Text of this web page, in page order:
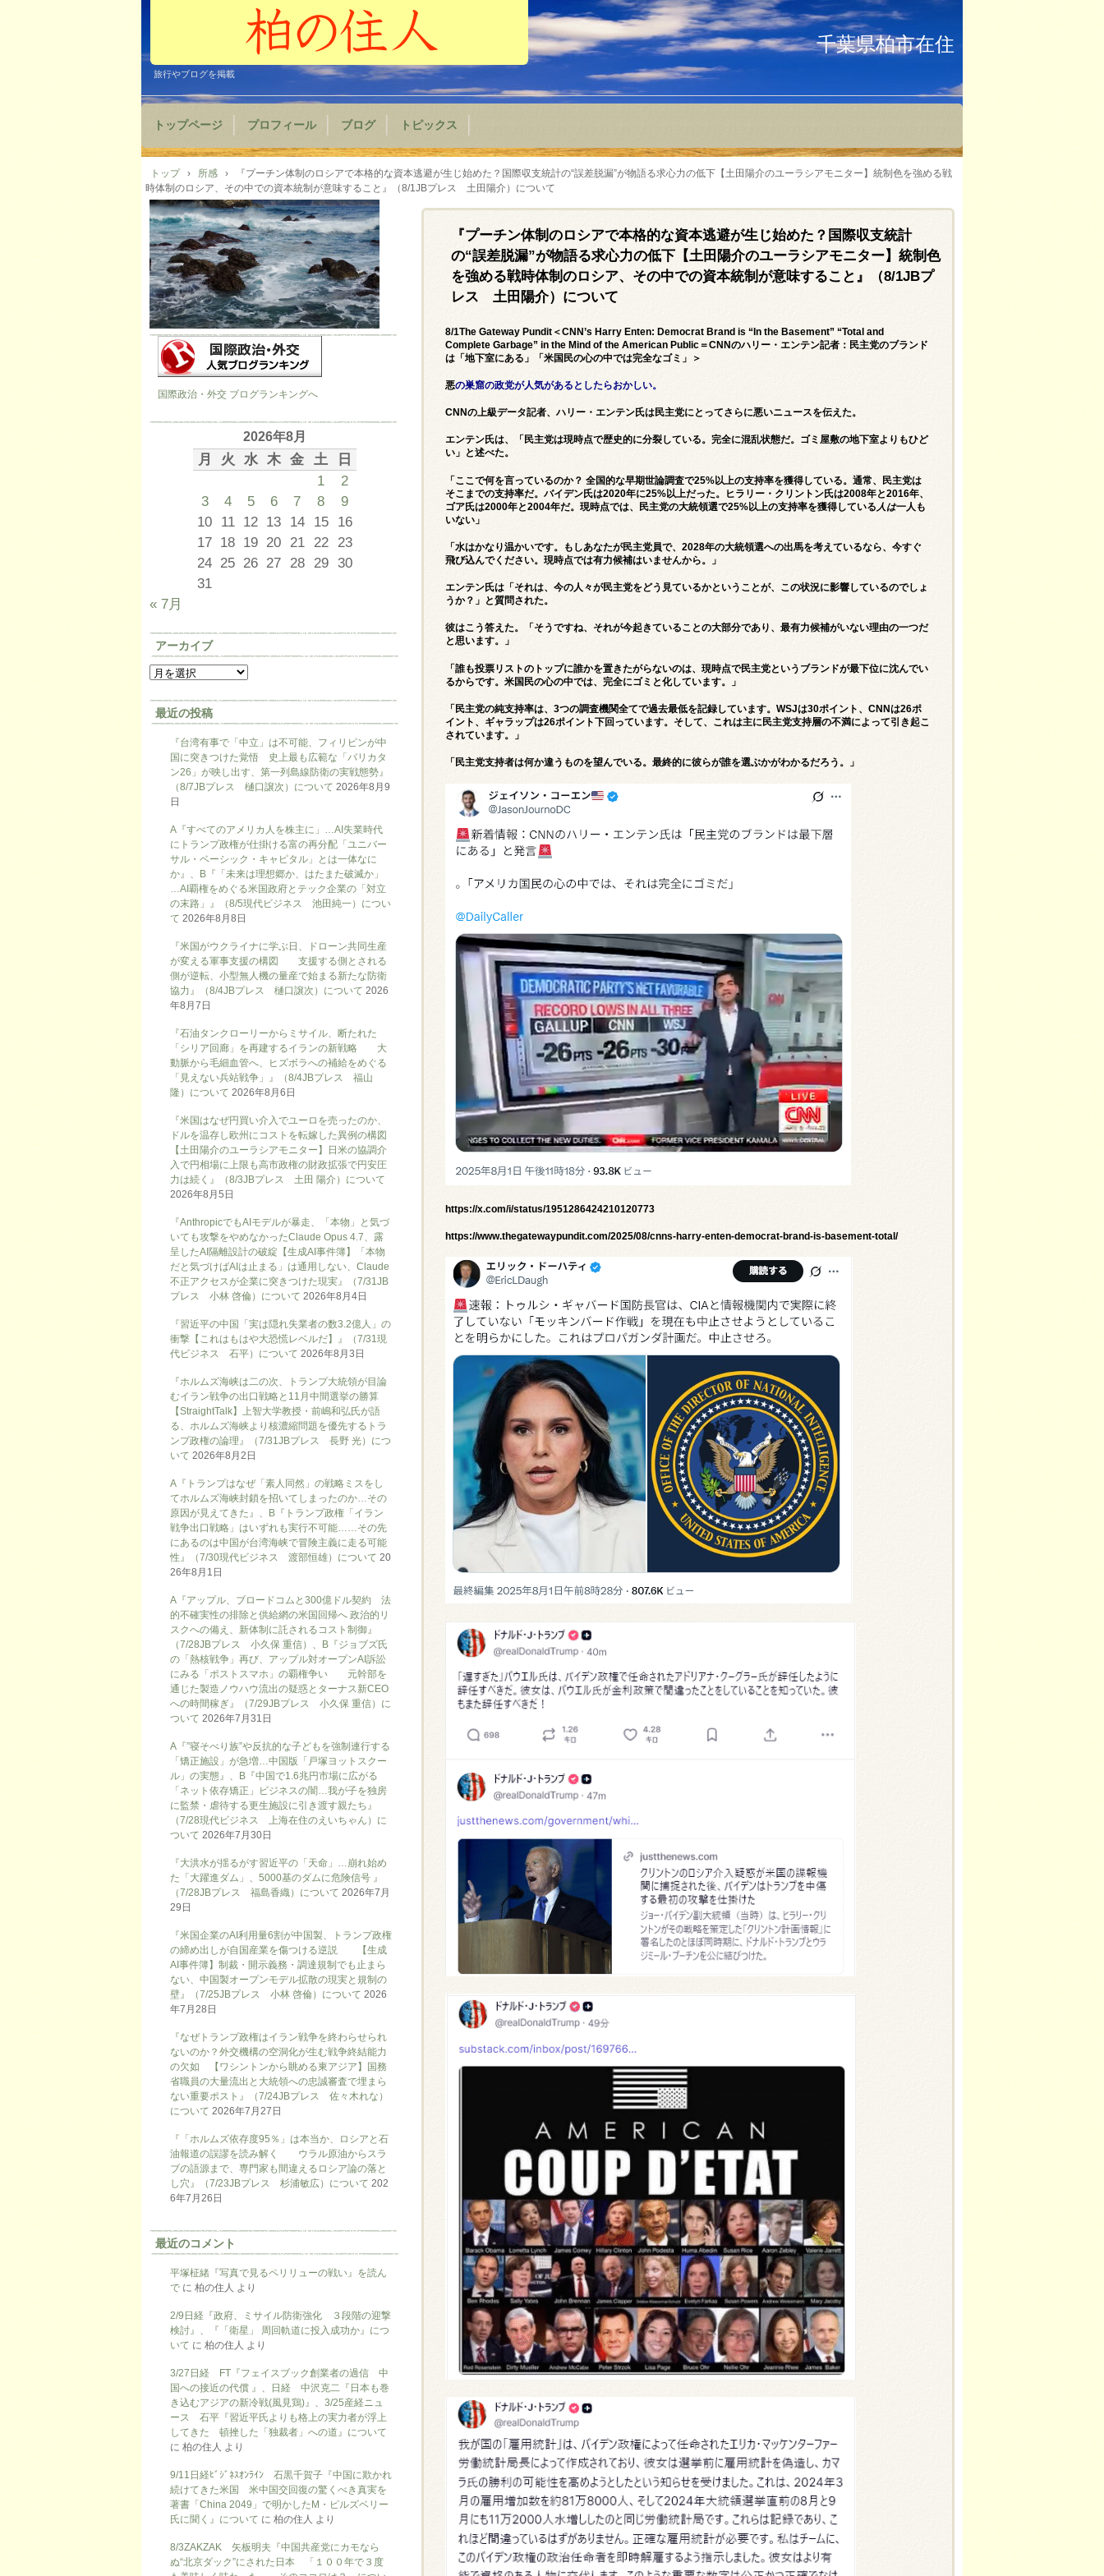
旅行やブログを掲載
千葉県柏市在住
トップページ プロフィール ブログ トピックス
トップ › 所感 ›
『プーチン体制のロシアで本格的な資本逃避が生じ始めた？国際収支統計の“誤差脱漏”が物語る求心力の低下【土田陽介のユーラシアモニター】統制色を強める戦
時体制のロシア、その中での資本統制が意味すること』（8/1JBプレス 土田陽介）について
『プーチン体制のロシアで本格的な資本逃避が生じ始めた？国際収支統計
の“誤差脱漏”が物語る求心力の低下【土田陽介のユーラシアモニター】統制色
を強める戦時体制のロシア、その中での資本統制が意味すること』（8/1JBプ
レス 土田陽介）について
8/1The Gateway Pundit＜CNN’s Harry Enten: Democrat Brand is “In the Basement” “Total and
Complete Garbage” in the Mind of the American Public＝CNNのハリー・エンテン記者：民主党のブランド
は「地下室にある」「米国民の心の中では完全なゴミ」＞
悪の巣窟の政党が人気があるとしたらおかしい。
CNNの上級データ記者、ハリー・エンテン氏は民主党にとってさらに悪いニュースを伝えた。
エンテン氏は、「民主党は現時点で歴史的に分裂している。完全に混乱状態だ。ゴミ屋敷の地下室よりもひど
い」と述べた。
「ここで何を言っているのか？ 全国的な早期世論調査で25%以上の支持率を獲得している。通常、民主党は
そこまでの支持率だ。バイデン氏は2020年に25%以上だった。ヒラリー・クリントン氏は2008年と2016年、
ゴア氏は2000年と2004年だ。現時点では、民主党の大統領選で25%以上の支持率を獲得している 人は一人も
いない」
「水はかなり温かいです。もしあなたが民主党員で、2028年の大統領選への出馬を考えているなら、今すぐ
飛び込んでください。現時点では有力候補はいませんから。」
エンテン氏は「それは、今の人々が民主党をどう見ているかということが、この状況に影響しているのでしょ
うか？」と質問された。
彼はこう答えた。「そうですね、それが今起きていることの大部分であり、最有力候補がいない理由の一つだ
と思います。」
「誰も投票リストのトップに誰かを置きたがらないのは、現時点で民主党というブランドが最下位に沈んでい
るからです。米国民の心の中では、完全にゴミと化しています。」
「民主党の純支持率は、3つの調査機関全てで過去最低を記録しています。WSJは30ポイント、CNNは26ポ
イント、ギャラップは26ポイント下回っています。そして、これは主に民主党支持層の不満によって引き起こ
されています。」
「民主党支持者は何か違うものを望んでいる。最終的に彼らが誰を選ぶかがわかるだろう。」
https://x.com/i/status/1951286424210120773
https://www.thegatewaypundit.com/2025/08/cnns-harry-enten-democrat-brand-is-basement-total/
国際政治・外交 ブログランキングへ
2026年8月
月 火 水 木 金 土
日
1
2
3
4 5 6 7 8
9
10 11 12 13 14 15
16
17 18 19 20 21 22
23
24 25 26 27 28 29 30
31
« 7月
アーカイブ
最近の投稿
『台湾有事で「中立」は不可能、フィリピンが中
国に突きつけた覚悟 史上最も広範な「バリカタ
ン26」が映し出す、第一列島線防衛の実戦態勢』
（8/7JBプレス 樋口譲次）について 2026年8月9
日
A『すべてのアメリカ人を株主に」…AI失業時代
にトランプ政権が仕掛ける富の再分配「ユニバー
サル・ベーシック・キャピタル」とは一体なに
か』、B『「未来は理想郷か、はたまた破滅か」
…AI覇権をめぐる米国政府とテック企業の「対立
の末路」』（8/5現代ビジネス 池田純一）につい
て 2026年8月8日
『米国がウクライナに学ぶ日、ドローン共同生産
が変える軍事支援の構図 支援する側とされる
側が逆転、小型無人機の量産で始まる新たな防衛
協力』（8/4JBプレス 樋口譲次）について 2026
年8月7日
『石油タンクローリーからミサイル、断たれた
「シリア回廊」を再建するイランの新戦略 大
動脈から毛細血管へ、ヒズボラへの補給をめぐる
「見えない兵站戦争」』（8/4JBプレス 福山
隆）について 2026年8月6日
『米国はなぜ円買い介入でユーロを売ったのか、
ドルを温存し欧州にコストを転嫁した異例の構図
【土田陽介のユーラシアモニター】日米の協調介
入で円相場に上限も高市政権の財政拡張で円安圧
力は続く』（8/3JBプレス 土田 陽介）について
2026年8月5日
『AnthropicでもAIモデルが暴走、「本物」と気づ
いても攻撃をやめなかったClaude Opus 4.7、露
呈したAI隔離設計の破綻【生成AI事件簿】「本物
だと気づけばAIは止まる」は通用しない、Claude
不正アクセスが企業に突きつけた現実』（7/31JB
プレス 小林 啓倫）について 2026年8月4日
『習近平の中国「実は隠れ失業者の数3.2億人」の
衝撃【これはもはや大恐慌レベルだ】』（7/31現
代ビジネス 石平）について 2026年8月3日
『ホルムズ海峡は二の次、トランプ大統領が目論
むイラン戦争の出口戦略と11月中間選挙の勝算
【StraightTalk】上智大学教授・前嶋和弘氏が語
る、ホルムズ海峡より核濃縮問題を優先するトラ
ンプ政権の論理』（7/31JBプレス 長野 光）につ
いて 2026年8月2日
A『トランプはなぜ「素人同然」の戦略ミスをし
てホルムズ海峡封鎖を招いてしまったのか…その
原因が見えてきた』、B『トランプ政権「イラン
戦争出口戦略」はいずれも実行不可能……その先
にあるのは中国が台湾海峡で冒険主義に走る可能
性』（7/30現代ビジネス 渡部恒雄）について 20
26年8月1日
A『アップル、ブロードコムと300億ドル契約 法
的不確実性の排除と供給網の米国回帰へ 政治的リ
スクへの備え、新体制に託されるコスト制御』
（7/28JBプレス 小久保 重信）、B『ジョブズ氏
の「熱核戦争」再び、アップル対オープンAI訴訟
にみる「ポストスマホ」の覇権争い 元幹部を
通じた製造ノウハウ流出の疑惑とターナス新CEO
への時間稼ぎ』（7/29JBプレス 小久保 重信）に
ついて 2026年7月31日
A『”寝そべり族”や反抗的な子どもを強制連行する
「矯正施設」が急増…中国版「戸塚ヨットスクー
ル」の実態』、B『中国で1.6兆円市場に広がる
「ネット依存矯正」ビジネスの闇…我が子を独房
に監禁・虐待する更生施設に引き渡す親たち』
（7/28現代ビジネス 上海在住のえいちゃん）に
ついて 2026年7月30日
『大洪水が揺るがす習近平の「天命」…崩れ始め
た「大躍進ダム」、5000基のダムに危険信号 』
（7/28JBプレス 福島香織）について 2026年7月
29日
『米国企業のAI利用量6割が中国製、トランプ政権
の締め出しが自国産業を傷つける逆説 【生成
AI事件簿】制裁・開示義務・調達規制でも止まら
ない、中国製オープンモデル拡散の現実と規制の
壁』（7/25JBプレス 小林 啓倫）について 2026
年7月28日
『なぜトランプ政権はイラン戦争を終わらせられ
ないのか？外交機構の空洞化が生む戦争終結能力
の欠如 【ワシントンから眺める東アジア】国務
省職員の大量流出と大統領への忠誠審査で埋まら
ない重要ポスト』（7/24JBプレス 佐々木れな）
について 2026年7月27日
『「ホルムズ依存度95％」は本当か、ロシアと石
油報道の誤謬を読み解く ウラル原油からスラ
ブの語源まで、専門家も間違えるロシア論の落と
し穴』（7/23JBプレス 杉浦敏広）について 202
6年7月26日
最近のコメント
平塚柾緒『写真で見るペリリューの戦い』を読ん
で に 柏の住人 より
2/9日経『政府、ミサイル防衛強化 ３段階の迎撃
検討』、『「衛星」 周回軌道に投入成功か』につ
いて に 柏の住人 より
3/27日経 FT『フェイスブック創業者の過信 中
国への接近の代償 』、日経 中沢克二『日本も巻
き込むアジアの新冷戦(風見鶏)』、3/25産経ニュ
ース 石平『習近平氏よりも格上の実力者が浮上
してきた 頓挫した「独裁者」への道』について
に 柏の住人 より
9/11日経ﾋﾞｼﾞﾈｽｵﾝﾗｲﾝ 石黒千賀子『中国に欺かれ
続けてきた米国 米中国交回復の驚くべき真実を
著書「China 2049」で明かしたM・ピルズベリー
氏に聞く』について に 柏の住人 より
8/3ZAKZAK 矢板明夫『中国共産党にカモなら
ぬ“北京ダック”にされた日本 「１００年で３度